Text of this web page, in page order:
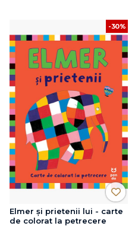
-30%
Elmer și prietenii lui - carte
de colorat la petrecere